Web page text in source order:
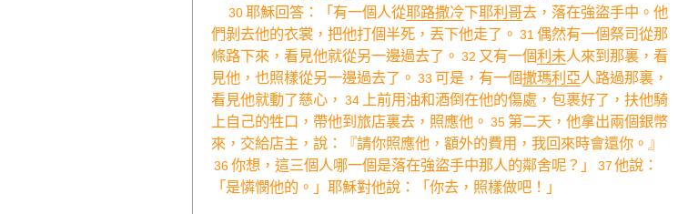
30耶穌回答：「有一個人從耶路撒冷下耶利哥去，落在強盜手中。他
們剝去他的衣裳，把他打個半死，丟下他走了。 31偶然有一個祭司從那
條路下來，看見他就從另一邊過去了。 32 又有一個利未人來到那裏，看
見他，也照樣從另一邊過去了。 33 可是，有一個撒瑪利亞人路過那裏，
看見他就動了慈心， 34
上前用油和酒倒在他的傷處，包裹好了，扶他騎
上自己的牲口，帶他到旅店裏去，照應他。 35 第二天，他拿出兩個銀幣
來，交給店主，說：『請你照應他，額外的費用，我回來時會還你。』
36你想，這三個人哪一個是落在強盜手中那人的鄰舍呢？」 37 他說：
「是憐憫他的。」耶穌對他說：「你去，照樣做吧！」